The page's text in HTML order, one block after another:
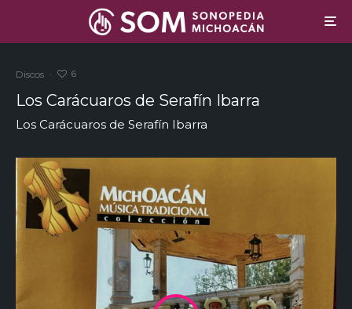
Discos · 6
Los Carácuaros de Serafín Ibarra
Los Carácuaros de Serafín Ibarra